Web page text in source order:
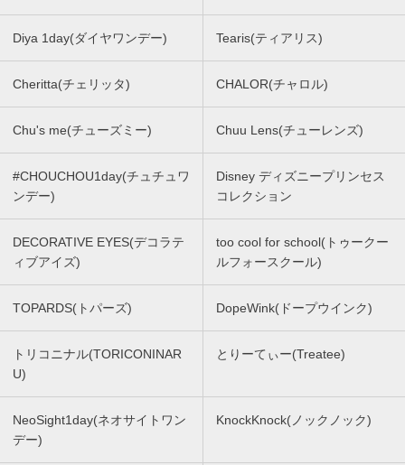
Diya 1day(ダイヤワンデー) Tearis(ティアリス)
Cheritta(チェリッタ) CHALOR(チャロル)
Chu's me(チューズミー) Chuu Lens(チューレンズ)
#CHOUCHOU1day(チュチュワ
ンデー)
Disney ディズニープリンセス
コレクション
DECORATIVE EYES(デコラテ
ィブアイズ)
too cool for school(トゥークー
ルフォースクール)
TOPARDS(トパーズ) DopeWink(ドープウインク)
トリコニナル(TORICONINAR
U)
とりーてぃー(Treatee)
NeoSight1day(ネオサイトワン
デー)
KnockKnock(ノックノック)